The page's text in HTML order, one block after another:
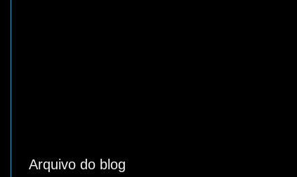
Arquivo do blog